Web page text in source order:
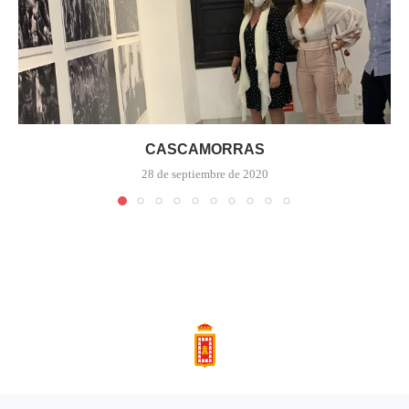
CASCAMORRAS
28 de septiembre de 2020